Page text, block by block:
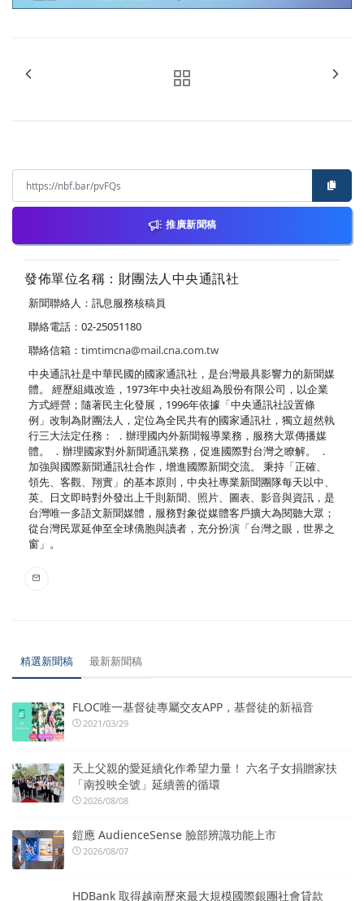
推廣新聞稿
發佈單位名稱：財團法人中央通訊社
新聞聯絡人：訊息服務核稿員
聯絡電話：02-25051180
聯絡信箱： timtimcna@mail.cna.com.tw
中央通訊社是中華民國的國家通訊社，是台灣最具影響力的新聞媒
體。 經歷組織改造，1973年中央社改組為股份有限公司，以企業
方式經營；隨著民主化發展，1996年依據「中央通訊社設置條
例」改制為財團法人，定位為全民共有的國家通訊社，獨立超然執
行三大法定任務： ．辦理國內外新聞報導業務，服務大眾傳播媒
體。 ．辦理國家對外新聞通訊業務，促進國際對台灣之瞭解。 ．
加強與國際新聞通訊社合作，增進國際新聞交流。 秉持「正確、
領先、客觀、翔實」的基本原則，中央社專業新聞團隊每天以中、
英、日文即時對外發出上千則新聞、照片、圖表、影音與資訊，是
台灣唯一多語文新聞媒體，服務對象從媒體客戶擴大為閱聽大眾；
從台灣民眾延伸至全球僑胞與讀者，充分扮演「台灣之眼，世界之
窗」。
精選新聞稿 最新新聞稿
FLOC唯一基督徒專屬交友APP，基督徒的新福音
2021/03/29
天上父親的愛延續化作希望力量！ 六名子女捐贈家扶
「南投映全號」延續善的循環
2026/08/08
鎧應 AudienceSense 臉部辨識功能上市
2026/08/07
HDBank 取得越南歷來最大規模國際銀團社會貸款